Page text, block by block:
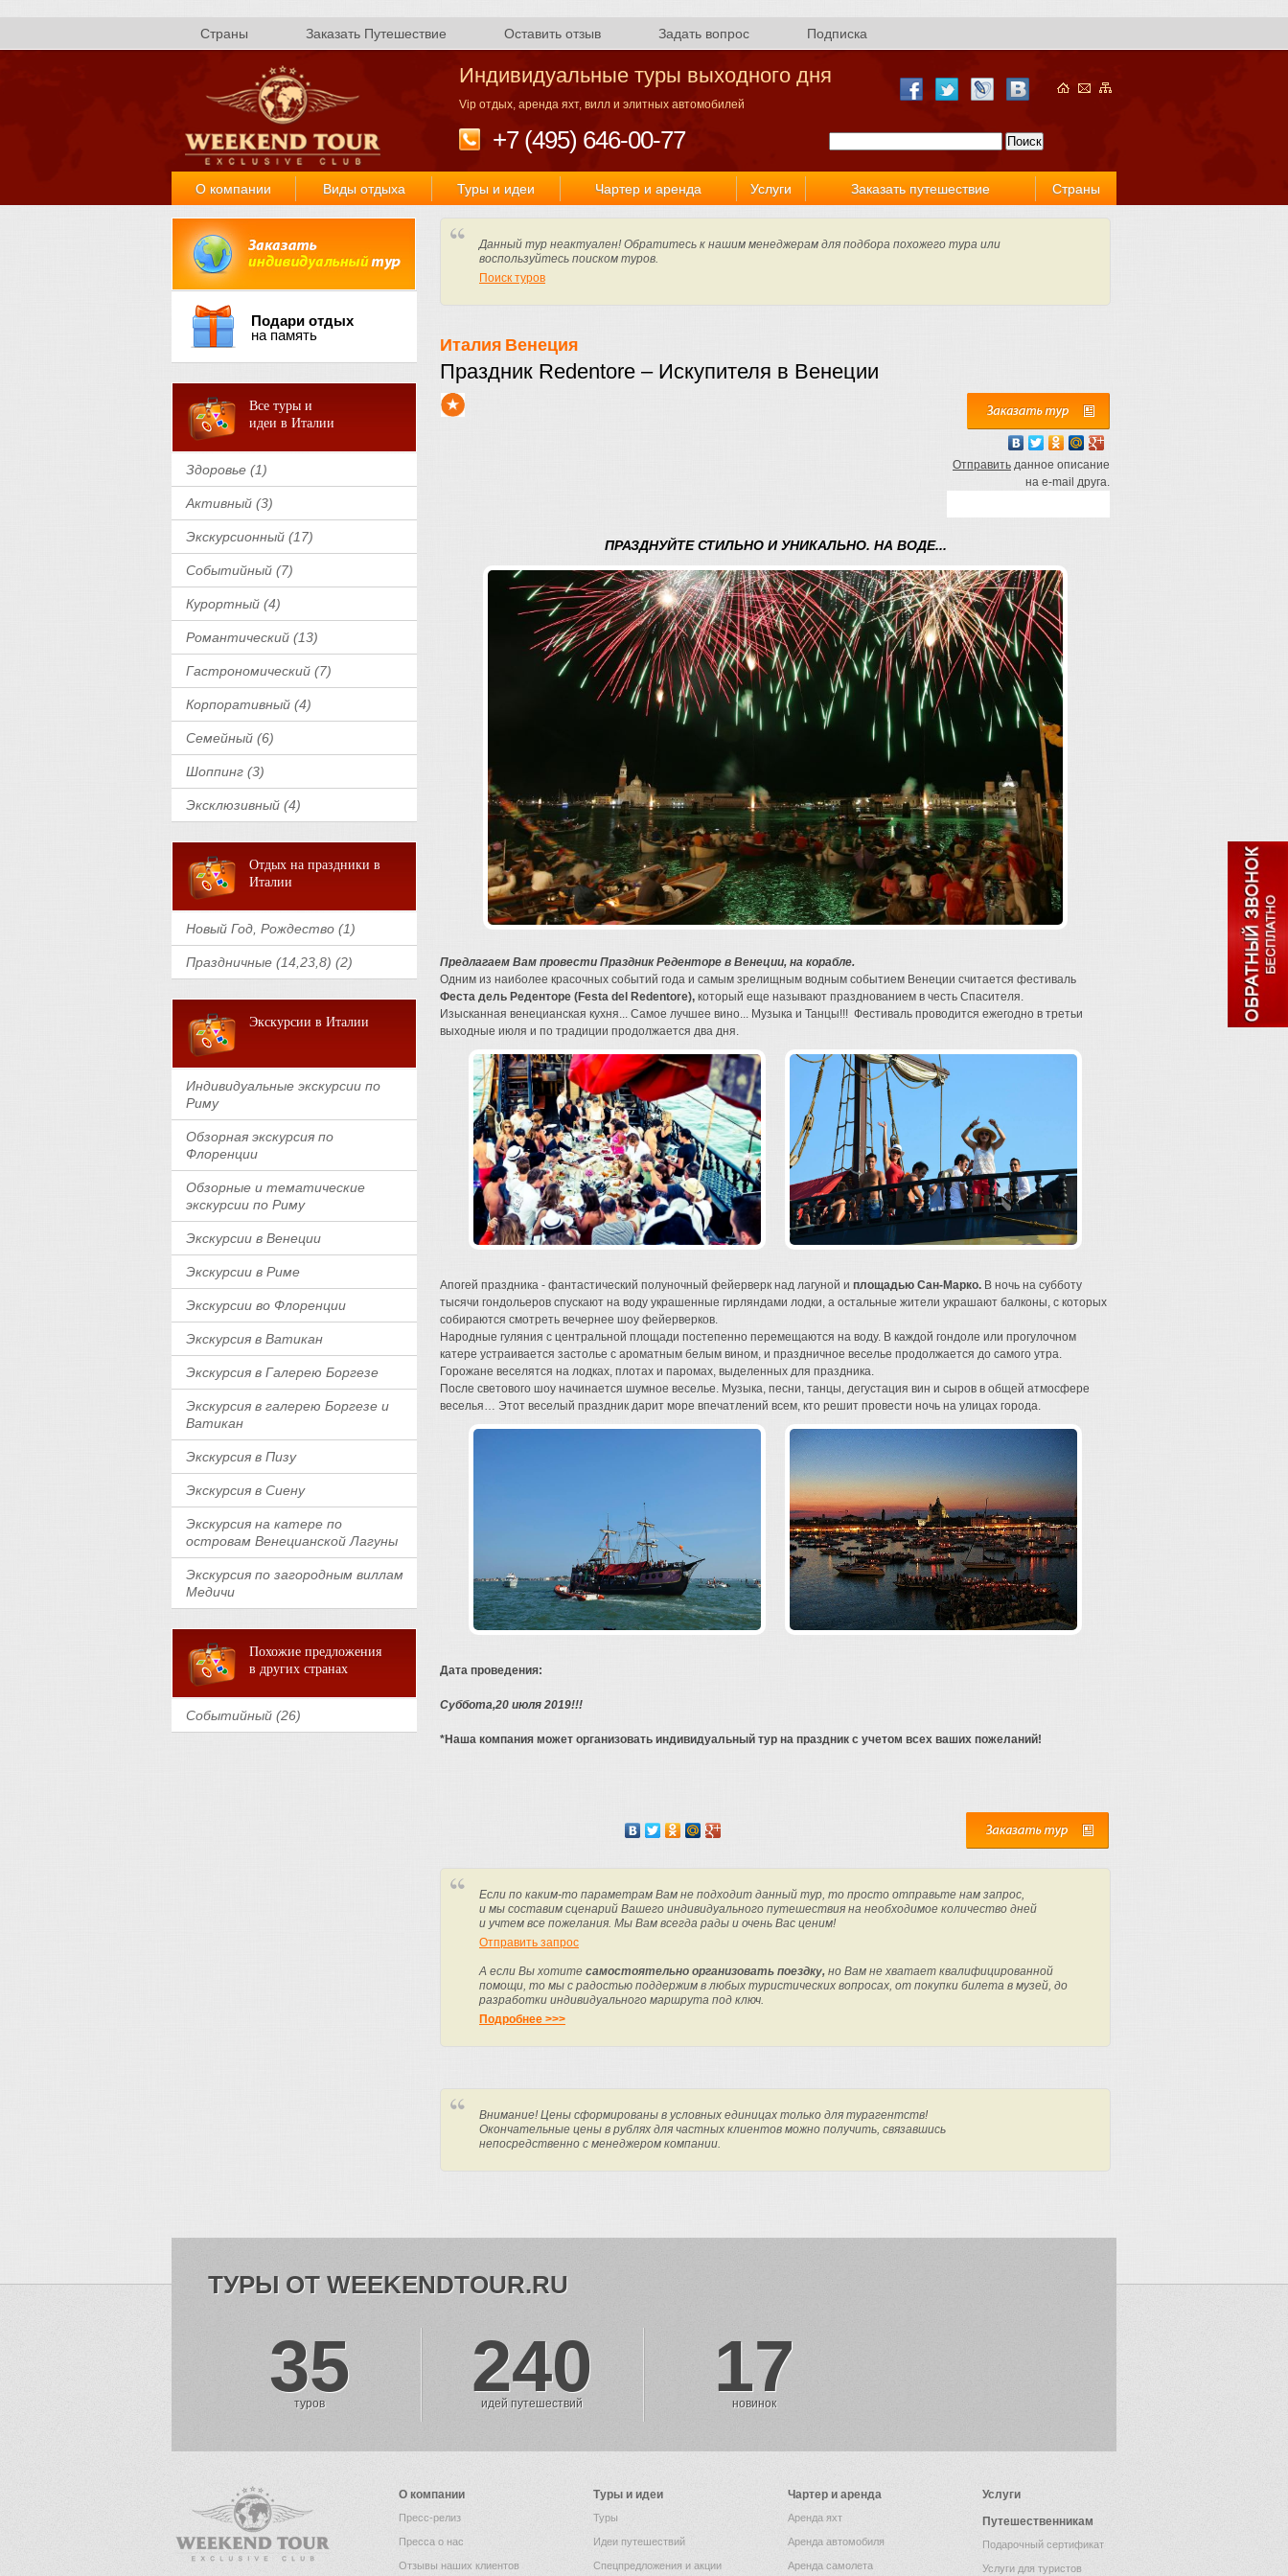
Страны Заказать Путешествие Оставить отзыв Задать вопрос Подписка
Индивидуальные туры выходного дня
Vip отдых, аренда яхт, вилл и элитных автомобилей
+7 (495) 646-00-77
О компании Виды отдыха Туры и идеи Чартер и аренда Услуги Заказать путешествие Страны
Подари отдых
на память
Все туры и
идеи в Италии
Здоровье (1)
Активный (3)
Экскурсионный (17)
Событийный (7)
Курортный (4)
Романтический (13)
Гастрономический (7)
Корпоративный (4)
Семейный (6)
Шоппинг (3)
Эксклюзивный (4)
Отдых на праздники в
Италии
Новый Год, Рождество (1)
Праздничные (14,23,8) (2)
Экскурсии в Италии
Индивидуальные экскурсии по
Риму
Обзорная экскурсия по
Флоренции
Обзорные и тематические
экскурсии по Риму
Экскурсии в Венеции
Экскурсии в Риме
Экскурсии во Флоренции
Экскурсия в Ватикан
Экскурсия в Галерею Боргезе
Экскурсия в галерею Боргезе и
Ватикан
Экскурсия в Пизу
Экскурсия в Сиену
Экскурсия на катере по
островам Венецианской Лагуны
Экскурсия по загородным виллам
Медичи
Похожие предложения
в других странах
Событийный (26)
Данный тур неактуален! Обратитесь к нашим менеджерам для подбора похожего тура или
воспользуйтесь поиском туров.
Поиск туров
Италия Венеция
Праздник Redentore – Искупителя в Венеции
Отправить данное описание
на e-mail друга.
ПРАЗДНУЙТЕ СТИЛЬНО И УНИКАЛЬНО. НА ВОДЕ...
Предлагаем Вам провести Праздник Реденторе в Венеции, на корабле.
Одним из наиболее красочных событий года и самым зрелищным водным событием Венеции считается фестиваль
Феста дель Реденторе (Festa del Redentore), который еще называют празднованием в честь Спасителя.
Изысканная венецианская кухня... Самое лучшее вино... Музыка и Танцы!!! Фестиваль проводится ежегодно в третьи
выходные июля и по традиции продолжается два дня.
Апогей праздника - фантастический полуночный фейерверк над лагуной и площадью Сан-Марко. В ночь на субботу
тысячи гондольеров спускают на воду украшенные гирляндами лодки, а остальные жители украшают балконы, с которых
собираются смотреть вечернее шоу фейерверков.
Народные гуляния с центральной площади постепенно перемещаются на воду. В каждой гондоле или прогулочном
катере устраивается застолье с ароматным белым вином, и праздничное веселье продолжается до самого утра.
Горожане веселятся на лодках, плотах и паромах, выделенных для праздника.
После светового шоу начинается шумное веселье. Музыка, песни, танцы, дегустация вин и сыров в общей атмосфере
веселья… Этот веселый праздник дарит море впечатлений всем, кто решит провести ночь на улицах города.
Дата проведения:
Суббота,20 июля 2019!!!
*Наша компания может организовать индивидуальный тур на праздник с учетом всех ваших пожеланий!
Если по каким-то параметрам Вам не подходит данный тур, то просто отправьте нам запрос,
и мы составим сценарий Вашего индивидуального путешествия на необходимое количество дней
и учтем все пожелания. Мы Вам всегда рады и очень Вас ценим!
Отправить запрос
А если Вы хотите самостоятельно организовать поездку, но Вам не хватает квалифицированной
помощи, то мы с радостью поддержим в любых туристических вопросах, от покупки билета в музей, до
разработки индивидуального маршрута под ключ.
Подробнее >>>
Внимание! Цены сформированы в условных единицах только для турагентств!
Окончательные цены в рублях для частных клиентов можно получить, связавшись
непосредственно с менеджером компании.
ТУРЫ ОТ WEEKENDTOUR.RU
35
туров 240
идей путешествий 17
новинок
О компании
Пресс-релиз
Пресса о нас
Отзывы наших клиентов
Туры и идеи
Туры
Идеи путешествий
Спецпредложения и акции
Чартер и аренда
Аренда яхт
Аренда автомобиля
Аренда самолета
Услуги
Путешественникам
Подарочный сертификат
Услуги для туристов